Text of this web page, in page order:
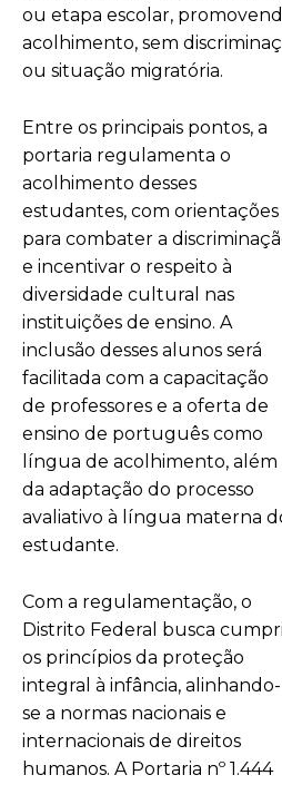
ou etapa escolar,
acolhimento, sem
ou situação migratória.
Entre os principais pontos, a
portaria regulamenta o
acolhimento desses
estudantes, com orientações
para combater a
e incentivar o respeito à
diversidade cultural nas
instituições de ensino. A
inclusão desses alunos será
facilitada com a capacitação
de professores e a oferta de
ensino de português como
língua de acolhimento, além
da adaptação do processo
avaliativo à língua materna
estudante.
Com a regulamentação, o
Distrito Federal busca
os princípios da proteção
integral à infância, alinhando-
se a normas nacionais e
internacionais de direitos
humanos. A Portaria nº 1.444